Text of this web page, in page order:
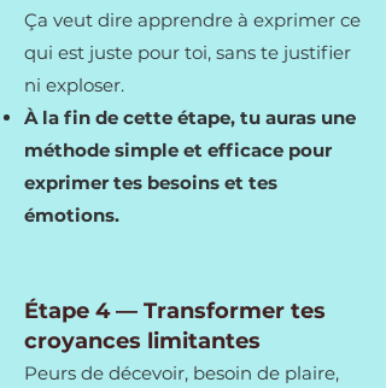
Ça veut dire apprendre à exprimer ce
qui est juste pour toi, sans te justifier
ni exploser.
À la fin de cette étape, tu auras une
méthode simple et efficace pour
exprimer tes besoins et tes
émotions.
Étape 4 — Transformer tes
croyances limitantes
Peurs de décevoir, besoin de plaire,